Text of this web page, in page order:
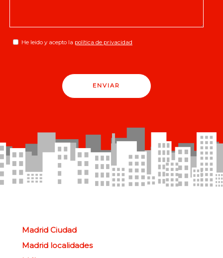
He leido y acepto la política de privacidad
ENVIAR
Madrid Ciudad
Madrid localidades